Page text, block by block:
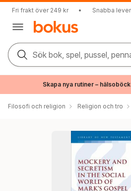
Fri frakt över 249 kr • Snabba
Sök bok, spel, pussel,
Skapa nya rutiner –
Filosofi och religion Religion och tro